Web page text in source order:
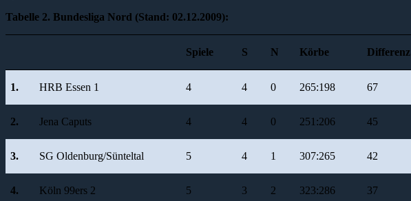
Tabelle 2. Bundesliga Nord (Stand: 02.12.2009):
Spiele S N Körbe Differenz
1. HRB Essen 1 4 4 0 265:198 67
2. Jena Caputs 4 4 0 251:206 45
3. SG Oldenburg/Sünteltal 5 4 1 307:265 42
4. Köln 99ers 2 5 3 2 323:286 37